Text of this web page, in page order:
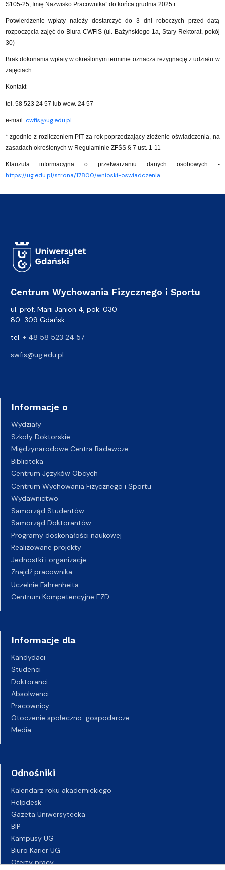
S105-25, Imię Nazwisko Pracownika” do końca grudnia 2025 r.
Potwierdzenie wpłaty należy dostarczyć do 3 dni roboczych przed datą
rozpoczęcia zajęć do Biura CWFiS (ul. Bażyńskiego 1a, Stary Rektorat, pokój
30)
Brak dokonania wpłaty w określonym terminie oznacza rezygnację z udziału w
zajęciach.
Kontakt
tel. 58 523 24 57 lub wew. 24 57
e-mail: cwfis@ug.edu.pl
* zgodnie z rozliczeniem PIT za rok poprzedzający złożenie oświadczenia, na
zasadach określonych w Regulaminie ZFŚS § 7 ust. 1-11
Klauzula informacyjna o przetwarzaniu danych osobowych -
https://ug.edu.pl/strona/17800/wnioski-oswiadczenia
Centrum Wychowania Fizycznego i Sportu
ul. prof. Marii Janion 4, pok. 030
80-309 Gdańsk
tel. + 48 58 523 24 57
swfis@ug.edu.pl
Informacje o
Wydziały
Szkoły Doktorskie
Międzynarodowe Centra Badawcze
Biblioteka
Centrum Języków Obcych
Centrum Wychowania Fizycznego i Sportu
Wydawnictwo
Samorząd Studentów
Samorząd Doktorantów
Programy doskonałości naukowej
Realizowane projekty
Jednostki i organizacje
Znajdź pracownika
Uczelnie Fahrenheita
Centrum Kompetencyjne EZD
Informacje dla
Kandydaci
Studenci
Doktoranci
Absolwenci
Pracownicy
Otoczenie społeczno-gospodarcze
Media
Odnośniki
Kalendarz roku akademickiego
Helpdesk
Gazeta Uniwersytecka
BIP
Kampusy UG
Biuro Karier UG
Oferty pracy